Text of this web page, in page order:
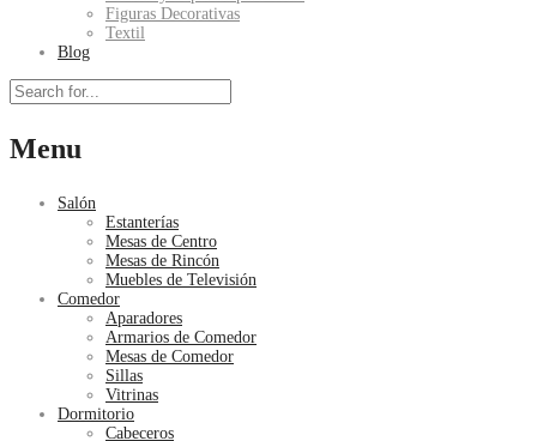
Figuras Decorativas
Textil
Blog
Menu
Salón
Estanterías
Mesas de Centro
Mesas de Rincón
Muebles de Televisión
Comedor
Aparadores
Armarios de Comedor
Mesas de Comedor
Sillas
Vitrinas
Dormitorio
Cabeceros